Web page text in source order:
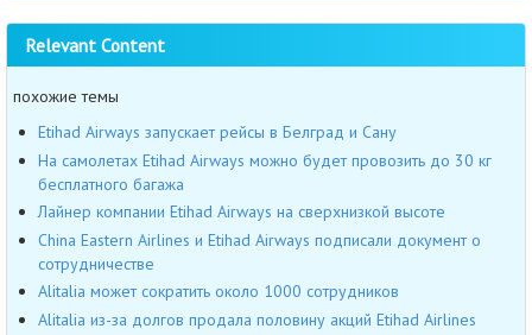
Relevant Content
похожие темы
Etihad Airways запускает рейсы в Белград и Сану
На самолетах Etihad Airways можно будет провозить до 30 кг
бесплатного багажа
Лайнер компании Etihad Airways на сверхнизкой высоте
China Eastern Airlines и Etihad Airways подписали документ о
сотрудничестве
Alitalia может сократить около 1000 сотрудников
Alitalia из-за долгов продала половину акций Etihad Airlines